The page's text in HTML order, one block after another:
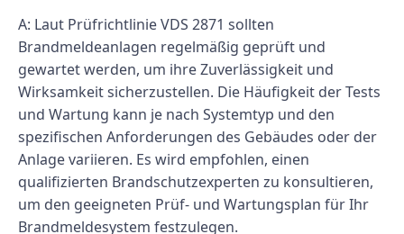
A: Laut Prüfrichtlinie VDS 2871 sollten
Brandmeldeanlagen regelmäßig geprüft und
gewartet werden, um ihre Zuverlässigkeit und
Wirksamkeit sicherzustellen. Die Häufigkeit der Tests
und Wartung kann je nach Systemtyp und den
spezifischen Anforderungen des Gebäudes oder der
Anlage variieren. Es wird empfohlen, einen
qualifizierten Brandschutzexperten zu konsultieren,
um den geeigneten Prüf- und Wartungsplan für Ihr
Brandmeldesystem festzulegen.